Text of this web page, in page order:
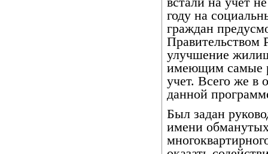
году на
граждан
Правительством
улучшение
имеющим самые
учет. Всего же в
данной
Был задан
имени